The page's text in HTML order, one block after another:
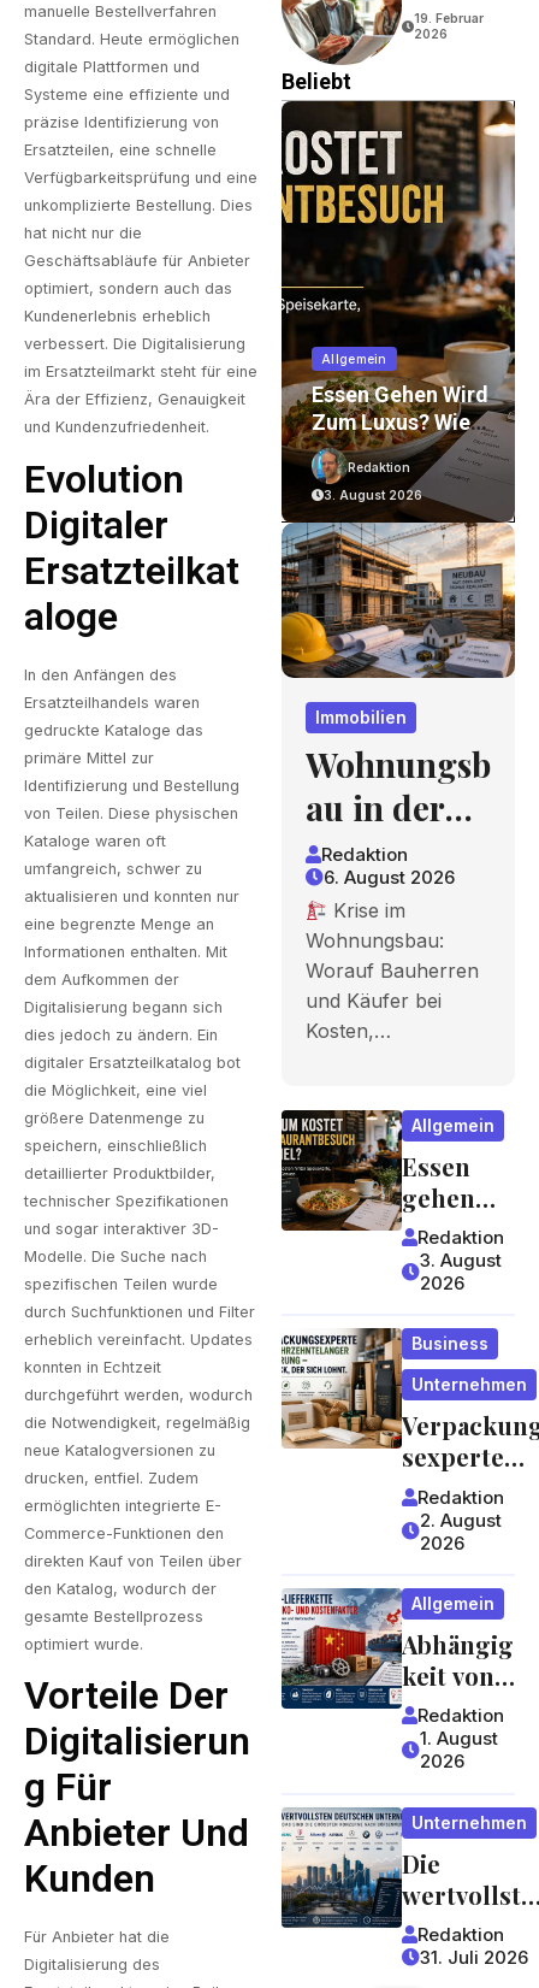
manuelle Bestellverfahren
Standard. Heute ermöglichen
digitale Plattformen und
Systeme eine effiziente und
präzise Identifizierung von
Ersatzteilen, eine schnelle
Verfügbarkeitsprüfung und eine
unkomplizierte Bestellung. Dies
hat nicht nur die
Geschäftsabläufe für Anbieter
optimiert, sondern auch das
Kundenerlebnis erheblich
verbessert. Die Digitalisierung
im Ersatzteilmarkt steht für eine
Ära der Effizienz, Genauigkeit
und Kundenzufriedenheit.
Evolution
Digitaler
Ersatzteilkat
Aloge
In den Anfängen des
Ersatzteilhandels waren
gedruckte Kataloge das
primäre Mittel zur
Identifizierung und Bestellung
von Teilen. Diese physischen
Kataloge waren oft
umfangreich, schwer zu
aktualisieren und konnten nur
eine begrenzte Menge an
Informationen enthalten. Mit
dem Aufkommen der
Digitalisierung begann sich
dies jedoch zu ändern. Ein
digitaler Ersatzteilkatalog bot
die Möglichkeit, eine viel
größere Datenmenge zu
speichern, einschließlich
detaillierter Produktbilder,
technischer Spezifikationen
und sogar interaktiver 3D-
Modelle. Die Suche nach
spezifischen Teilen wurde
durch Suchfunktionen und Filter
erheblich vereinfacht. Updates
konnten in Echtzeit
durchgeführt werden, wodurch
die Notwendigkeit, regelmäßig
neue Katalogversionen zu
drucken, entfiel. Zudem
ermöglichten integrierte E-
Commerce-Funktionen den
direkten Kauf von Teilen über
den Katalog, wodurch der
gesamte Bestellprozess
optimiert wurde.
Vorteile Der
Digitalisierun
G Für
Anbieter Und
Kunden
Für Anbieter hat die
Digitalisierung des
Bedingungen
19. Februar
2026
Beliebt
Wohnungsbau In
Der Krise: Worauf
Käufer Bei
Kosten,
Finanzierung Und
Zeitplan Achten
Sollten
Redaktion
6. August 2026
Allgemein
Essen Gehen Wird
Zum Luxus? Wie
Gastronomiepreis
E Entstehen Und
Worauf Gäste
Achten Können
Redaktion
3. August 2026
Immobilien
Wohnungsb
au in der
Krise:
Worauf
Bauherren
und Käufer
bei Kosten,
ng und
Zeitplan
achten
sollten
Redaktion
6. August 2026
Krise im
Wohnungsbau:
Worauf Bauherren
und Käufer bei
Kosten,…
Allgemein
Essen
gehen
wird zum
Luxus?
Wie
Gastrono
miepreis
e
entstehe
n und
worauf
Gäste
achten
Redaktion
3. August
2026
Business
Unternehmen
sexperte
mit
jahrzehntel
anger
Erfahrung
ein Blick,
der sich
lohnt
Redaktion
2. August
2026
Allgemein
Abhängig
keit von
China:
Welche
Risiken
Lieferket
ten für
Unterneh
men und
Verbrauc
her
Redaktion
1. August
2026
Unternehmen
Die
wertvollste
n
deutschen
Redaktion
31. Juli 2026